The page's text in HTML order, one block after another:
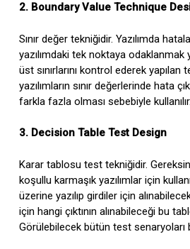
2. Boundary Value Technique
Sınır değer tekniğidir. Yazılımda
yazılımdaki tek noktaya
üst sınırlarını kontrol ederek yapılan
yazılımların sınır değerlerinde hata
farkla fazla olması sebebiyle kullanılır.
3. Decision Table Test Design
Karar tablosu test tekniğidir.
koşullu karmaşık yazılımlar için
üzerine yazılıp girdiler için
için hangi çıktının alınabileceği bu
Görülebilecek bütün test senaryoları